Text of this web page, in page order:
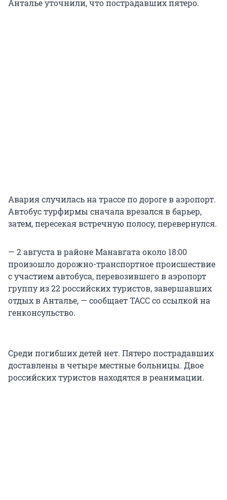
Анталье уточнили, что пострадавших пятеро.
Авария случилась на трассе по дороге в аэропорт.
Автобус турфирмы сначала врезался в барьер,
затем, пересекая встречную полосу, перевернулся.
— 2 августа в районе Манавгата около 18:00
произошло дорожно-транспортное происшествие
с участием автобуса, перевозившего в аэропорт
группу из 22 российских туристов, завершавших
отдых в Анталье, — сообщает ТАСС со ссылкой на
генконсульство.
Среди погибших детей нет. Пятеро пострадавших
доставлены в четыре местные больницы. Двое
российских туристов находятся в реанимации.